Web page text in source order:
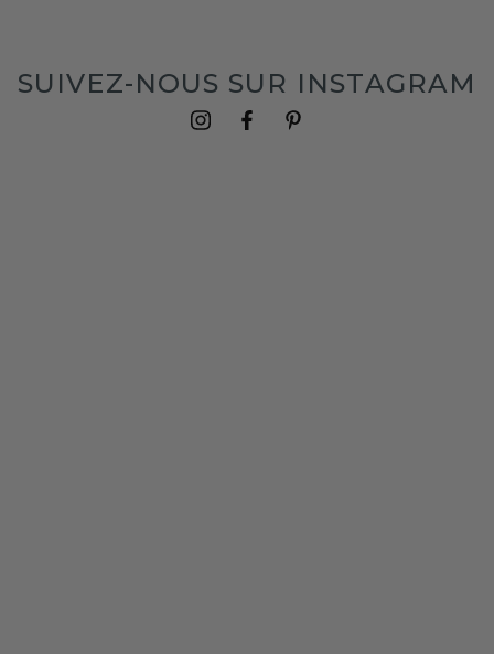
SUIVEZ-NOUS SUR INSTAGRAM